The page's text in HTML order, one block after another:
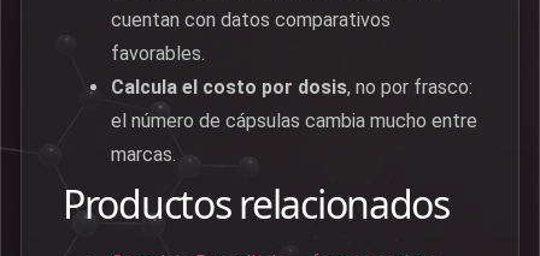
cuentan con datos comparativos
favorables.
Calcula el costo por dosis, no por frasco:
el número de cápsulas cambia mucho entre
marcas.
Productos relacionados